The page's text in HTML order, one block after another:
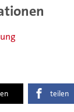
teilen